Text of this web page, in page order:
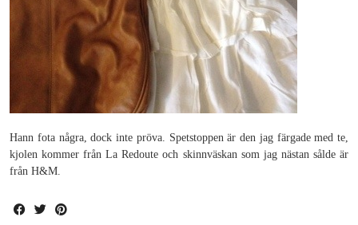
Hann fota några, dock inte pröva. Spetstoppen är den jag färgade med te,
kjolen kommer från La Redoute och skinnväskan som jag nästan sålde är
från H&M.